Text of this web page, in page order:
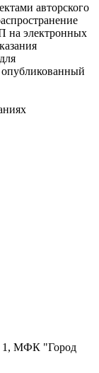
авторского
на электронных
1, МФК "Город